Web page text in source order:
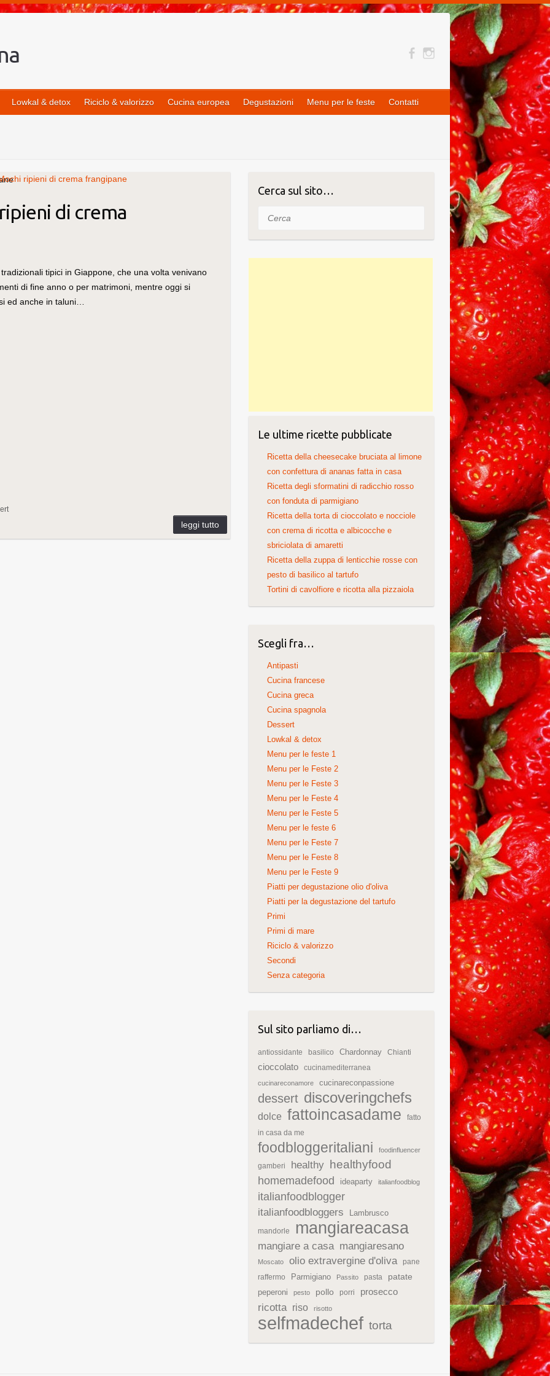
Lowkal & detox Riciclo & valorizzo Cucina europea Degustazioni Menu per le feste Contatti
di crema
tipici in Giappone, che una volta venivano
di fine anno o per matrimoni, mentre oggi si
ed anche in taluni…
Cerca sul sito…
Cerca
Le ultime ricette pubblicate
Ricetta della cheesecake bruciata al limone
con confettura di ananas fatta in casa
Ricetta degli sformatini di radicchio rosso
con fonduta di parmigiano
Ricetta della torta di cioccolato e nocciole
con crema di ricotta e albicocche e
sbriciolata di amaretti
Ricetta della zuppa di lenticchie rosse con
pesto di basilico al tartufo
Tortini di cavolfiore e ricotta alla pizzaiola
Scegli fra…
Antipasti
Cucina francese
Cucina greca
Cucina spagnola
Dessert
Lowkal & detox
Menu per le feste 1
Menu per le Feste 2
Menu per le Feste 3
Menu per le Feste 4
Menu per le Feste 5
Menu per le feste 6
Menu per le Feste 7
Menu per le Feste 8
Menu per le Feste 9
Piatti per degustazione olio d'oliva
Piatti per la degustazione del tartufo
Primi
Primi di mare
Riciclo & valorizzo
Secondi
Senza categoria
Sul sito parliamo di…
antiossidante basilico Chardonnay Chianti
cioccolato cucinamediterranea
cucinareconamore cucinareconpassione
dessert discoveringchefs
dolce fattoincasadame
fatto
in casa da me
foodbloggeritaliani foodinfluencer
gamberi healthy
healthyfood
homemadefood
ideaparty italianfoodblog
italianfoodblogger
italianfoodbloggers
Lambrusco
mandorle mangiareacasa
mangiare a casa mangiaresano
Moscato olio extravergine d'oliva
pane
raffermo
Parmigiano Passito pasta patate
peperoni pesto pollo porri prosecco
ricotta riso risotto
selfmadechef torta